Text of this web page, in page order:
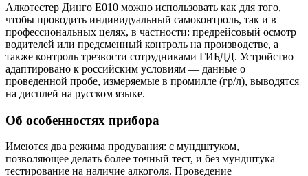
Алкотестер Динго Е010 можно использовать как для того,
чтобы проводить индивидуальный самоконтроль, так и в
профессиональных целях, в частности: предрейсовый осмотр
водителей или предсменный контроль на производстве, а
также контроль трезвости сотрудниками ГИБДД. Устройство
адаптировано к российским условиям — данные о
проведенной пробе, измеряемые в промилле (гр/л), выводятся
на дисплей на русском языке.
Об особенностях прибора
Имеются два режима продувания: с мундштуком,
позволяющее делать более точный тест, и без мундштука —
тестирование на наличие алкоголя. Проведение